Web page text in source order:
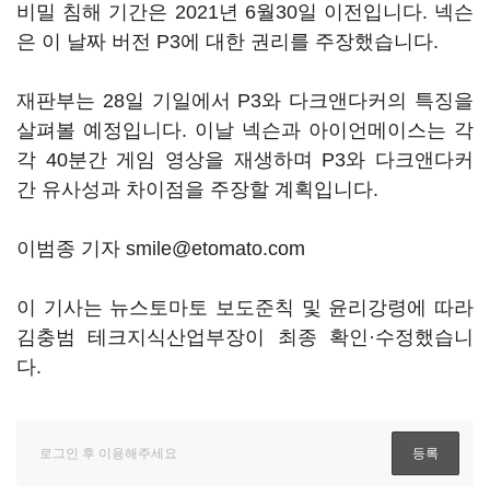
비밀 침해 기간은 2021년 6월30일 이전입니다. 넥슨
은 이 날짜 버전 P3에 대한 권리를 주장했습니다.
재판부는 28일 기일에서 P3와 다크앤다커의 특징을
살펴볼 예정입니다. 이날 넥슨과 아이언메이스는 각
각 40분간 게임 영상을 재생하며 P3와 다크앤다커
간 유사성과 차이점을 주장할 계획입니다.
이범종 기자 smile@etomato.com
이 기사는 뉴스토마토 보도준칙 및 윤리강령에 따라
김충범 테크지식산업부장이 최종 확인·수정했습니
다.